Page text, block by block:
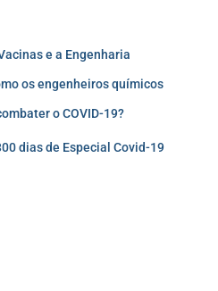
e a Engenharia
os engenheiros químicos
o COVID-19?
dias de Especial Covid-19